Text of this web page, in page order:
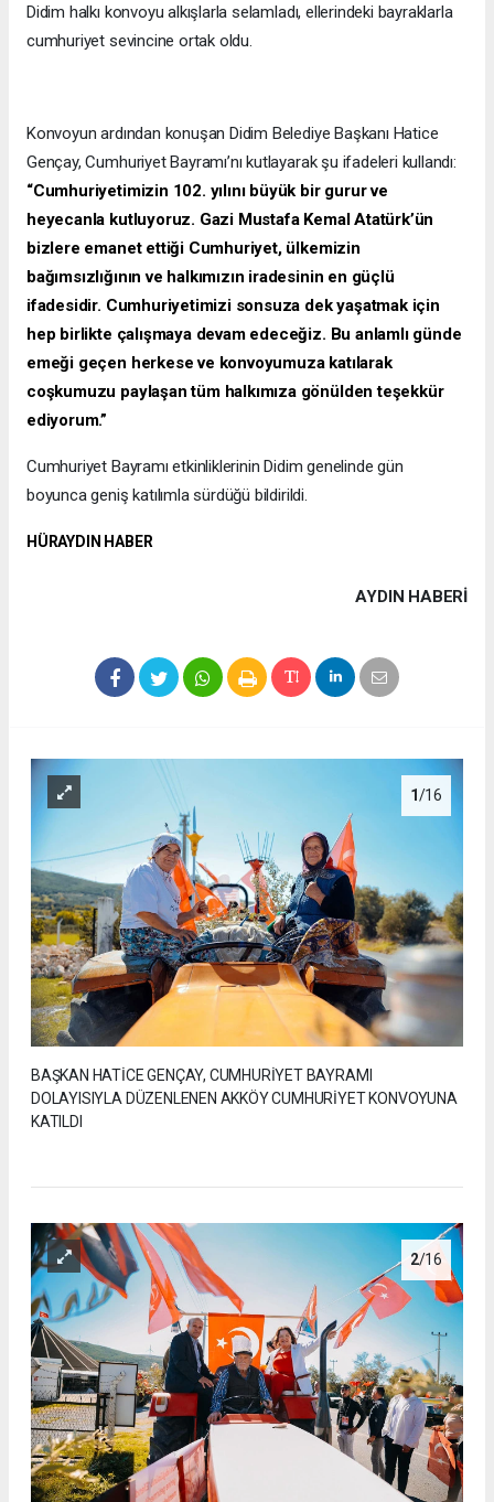
Didim halkı konvoyu alkışlarla selamladı, ellerindeki bayraklarla
cumhuriyet sevincine ortak oldu.
Konvoyun ardından konuşan Didim Belediye Başkanı Hatice
Gençay, Cumhuriyet Bayramı’nı kutlayarak şu ifadeleri kullandı:
“Cumhuriyetimizin 102. yılını büyük bir gurur ve
heyecanla kutluyoruz. Gazi Mustafa Kemal Atatürk’ün
bizlere emanet ettiği Cumhuriyet, ülkemizin
bağımsızlığının ve halkımızın iradesinin en güçlü
ifadesidir. Cumhuriyetimizi sonsuza dek yaşatmak için
hep birlikte çalışmaya devam edeceğiz. Bu anlamlı günde
emeği geçen herkese ve konvoyumuza katılarak
coşkumuzu paylaşan tüm halkımıza gönülden teşekkür
ediyorum.”
Cumhuriyet Bayramı etkinliklerinin Didim genelinde gün
boyunca geniş katılımla sürdüğü bildirildi.
HÜRAYDIN HABER
AYDIN HABERİ
1/16
BAŞKAN HATİCE GENÇAY, CUMHURİYET BAYRAMI
DOLAYISIYLA DÜZENLENEN AKKÖY CUMHURİYET KONVOYUNA
KATILDI
2/16